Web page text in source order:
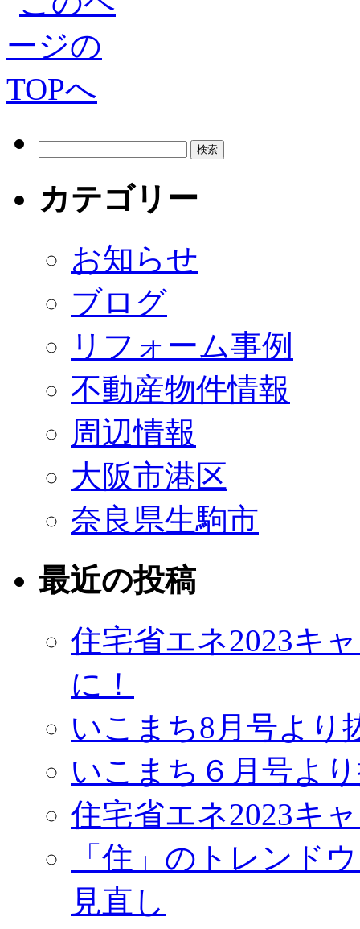
カテゴリー
お知らせ
ブログ
リフォーム事例
不動産物件情報
周辺情報
大阪市港区
奈良県生駒市
最近の投稿
住宅省エネ2023キ
に！
いこまち8月号よ
いこまち６月号よ
住宅省エネ2023キ
「住」のトレンド
見直し